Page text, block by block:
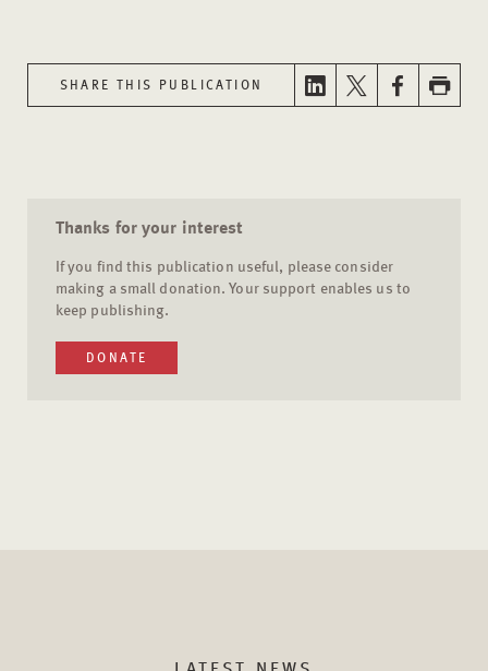
SHARE THIS PUBLICATION
Thanks for your interest
If you find this publication useful, please consider
making a small donation. Your support enables us to
keep publishing.
DONATE